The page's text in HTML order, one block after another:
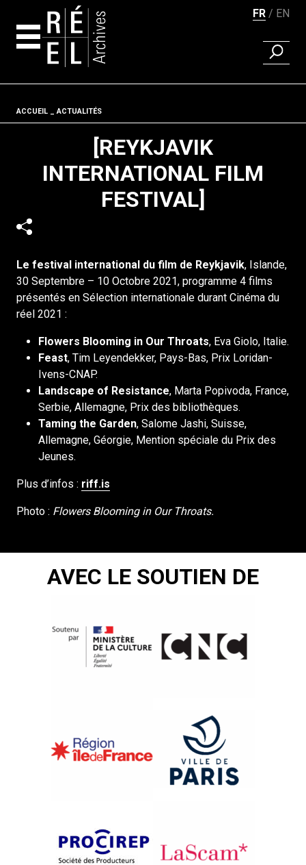
FR EN
Fil d'ariane
ACCUEIL ACTUALITÉS
[REYKJAVIK
INTERNATIONAL FILM
FESTIVAL]
Le festival international du film de Reykjavik, Islande,
30 Septembre – 10 Octobre 2021, programme 4 films
présentés en Sélection internationale durant Cinéma du
réel 2021 :
Flowers Blooming in Our Throats, Eva Giolo, Italie.
Feast, Tim Leyendekker, Pays-Bas, Prix Loridan-
Ivens-CNAP.
Landscape of Resistance, Marta Popivoda, France,
Serbie, Allemagne, Prix des bibliothèques.
Taming the Garden, Salome Jashi, Suisse,
Allemagne, Géorgie, Mention spéciale du Prix des
Jeunes.
Plus d’infos : riff.is
Photo : Flowers Blooming in Our Throats.
AVEC LE SOUTIEN DE